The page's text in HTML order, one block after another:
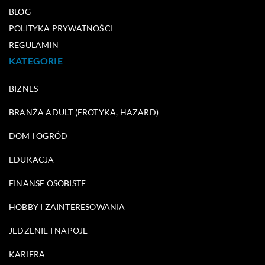
BLOG
POLITYKA PRYWATNOŚCI
REGULAMIN
KATEGORIE
BIZNES
BRANŻA ADULT (EROTYKA, HAZARD)
DOM I OGRÓD
EDUKACJA
FINANSE OSOBISTE
HOBBY I ZAINTERESOWANIA
JEDZENIE I NAPOJE
KARIERA